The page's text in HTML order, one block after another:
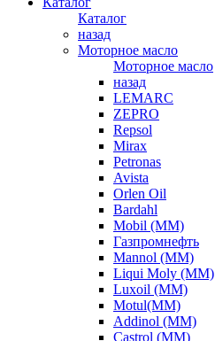
Каталог
назад
Моторное масло
Моторное масло
назад
LEMARC
ZEPRO
Repsol
Mirax
Petronas
Avista
Orlen Oil
Bardahl
Mobil (ММ)
Газпромнефть
Mannol (ММ)
Liqui Moly (ММ)
Luxoil (ММ)
Motul(ММ)
Addinol (ММ)
Castrol (ММ)